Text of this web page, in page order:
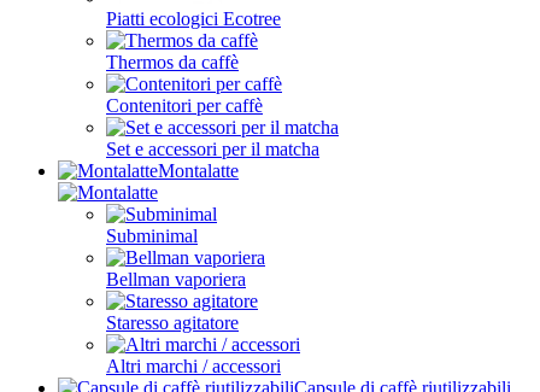
Piatti ecologici Ecotree
Thermos da caffè
Contenitori per caffè
Set e accessori per il matcha
Montalatte
Subminimal
Bellman vaporiera
Staresso agitatore
Altri marchi / accessori
Capsule di caffè riutilizzabili